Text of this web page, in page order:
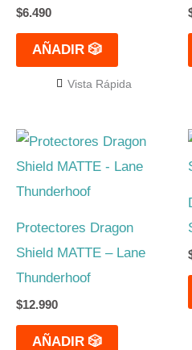
$6.490
AÑADIR 🎲
Vista Rápida
Protectores Dragon
Shield MATTE – Lane
Thunderhoof
$12.990
AÑADIR 🎲